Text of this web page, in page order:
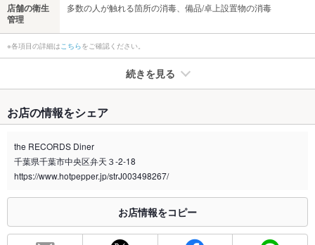
店舗の衛生
管理
多数の人が触れる箇所の消毒、備品/卓上設置物の消毒
※各項目の詳細は こちらをご確認ください。
続きを見る
禁煙・喫煙 全席禁煙
喫煙専用室 なし
※2020年4月1日～受動喫煙対策に関する法律が施行されています。正しい情報はお店へお問い
総席数 80席
お店の情報をシェア
the RECORDS Diner
千葉県千葉市中央区弁天３-2-18
https://www.hotpepper.jp/strJ003498267/
お店情報をコピー